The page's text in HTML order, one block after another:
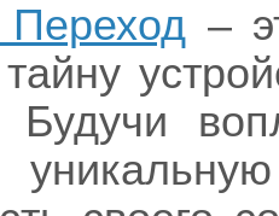
Переход –
Будучи